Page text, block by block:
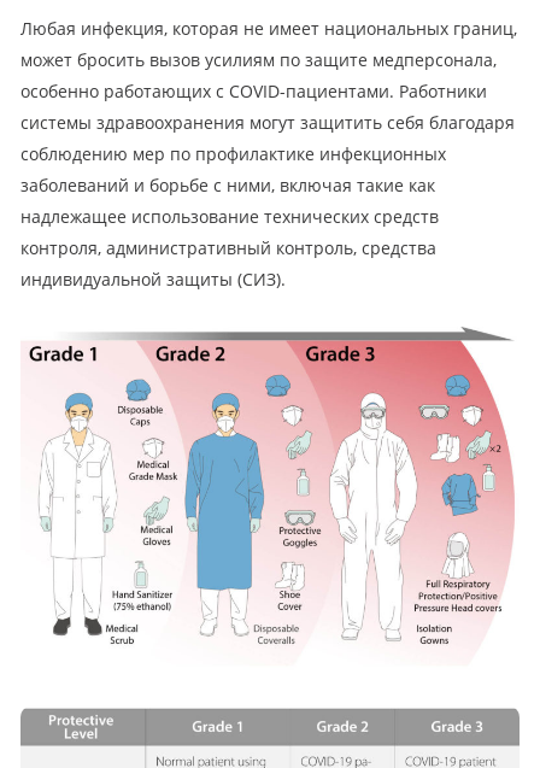
Любая инфекция, которая не имеет национальных границ,
может бросить вызов усилиям по защите медперсонала,
особенно работающих с COVID-пациентами. Работники
системы здравоохранения могут защитить себя благодаря
соблюдению мер по профилактике инфекционных
заболеваний и борьбе с ними, включая такие как
надлежащее использование технических средств
контроля, административный контроль, средства
индивидуальной защиты (СИЗ).